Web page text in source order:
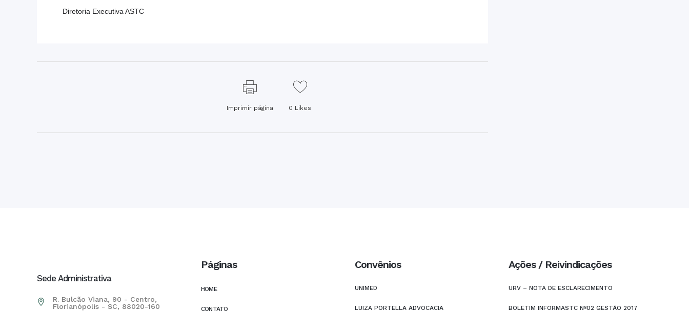
Diretoria Executiva ASTC
Imprimir página 0 Likes
Sede Administrativa
R. Bulcão Viana, 90 - Centro,
Florianópolis - SC, 88020-160
Páginas
HOME
CONTATO
Convênios
UNIMED
LUIZA PORTELLA ADVOCACIA
Ações / Reivindicações
URV – NOTA DE ESCLARECIMENTO
BOLETIM INFORMASTC Nº02 GESTÃO 2017